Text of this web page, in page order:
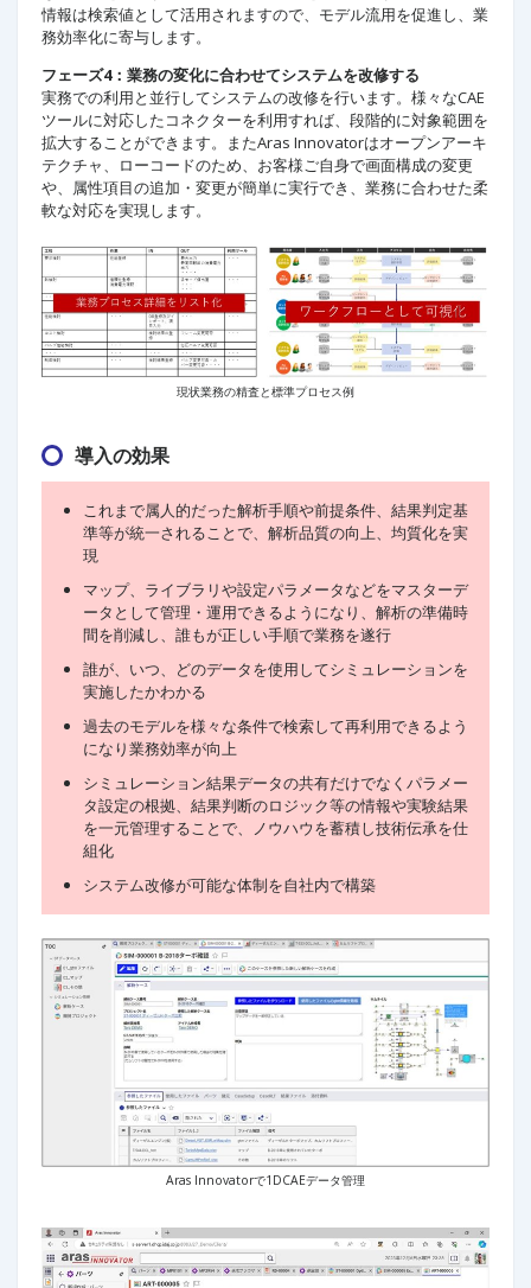
情報は検索値として活用されますので、モデル流用を促進し、業
務効率化に寄与します。
フェーズ4：業務の変化に合わせてシステムを改修する
実務での利用と並行してシステムの改修を行います。様々なCAE
ツールに対応したコネクターを利用すれば、段階的に対象範囲を
拡大することができます。またAras Innovatorはオープンアーキ
テクチャ、ローコードのため、お客様ご自身で画面構成の変更
や、属性項目の追加・変更が簡単に実行でき、業務に合わせた柔
軟な対応を実現します。
現状業務の精査と標準プロセス例
導入の効果
これまで属人的だった解析手順や前提条件、結果判定基
準等が統一されることで、解析品質の向上、均質化を実
現
マップ、ライブラリや設定パラメータなどをマスターデ
ータとして管理・運用できるようになり、解析の準備時
間を削減し、誰もが正しい手順で業務を遂行
誰が、いつ、どのデータを使用してシミュレーションを
実施したかわかる
過去のモデルを様々な条件で検索して再利用できるよう
になり業務効率が向上
シミュレーション結果データの共有だけでなくパラメー
タ設定の根拠、結果判断のロジック等の情報や実験結果
を一元管理することで、ノウハウを蓄積し技術伝承を仕
組化
システム改修が可能な体制を自社内で構築
Aras Innovatorで1DCAEデータ管理